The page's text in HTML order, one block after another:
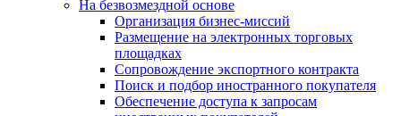
На безвозмездной основе
Организация бизнес-миссий
Размещение на электронных торговых
площадках
Сопровождение экспортного контракта
Поиск и подбор иностранного покупателя
Обеспечение доступа к запросам